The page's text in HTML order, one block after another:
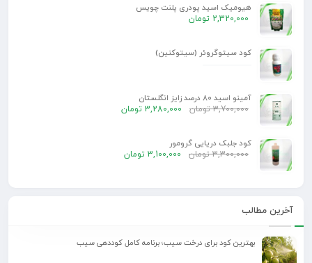
هیومیک اسید پودری پلنت چویس
2,320,000 تومان
کود سیتوگروئر (سیتوکنین)
آمینو اسید 80 درصد زایز انگلستان
3,700,000 تومان 3,280,000 تومان
کود جلبک دریایی گرومور
3,300,000 تومان 3,100,000 تومان
آخرین مطالب
بهترین کود برای درخت سیب؛ برنامه کامل کوددهی سیب